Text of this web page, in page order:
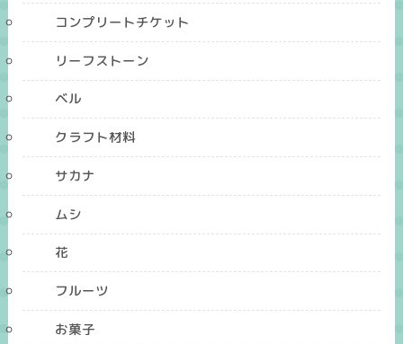
コンプリートチケット
リーフストーン
ベル
クラフト材料
サカナ
ムシ
花
フルーツ
お菓子